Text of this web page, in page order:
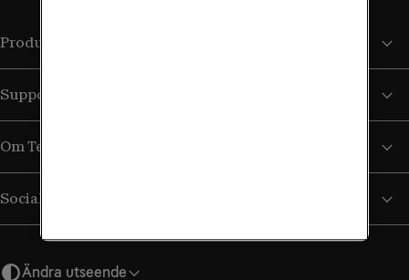
Produkter och tjänster
Support
Om Tele2
Sociala medier
Ändra utseende